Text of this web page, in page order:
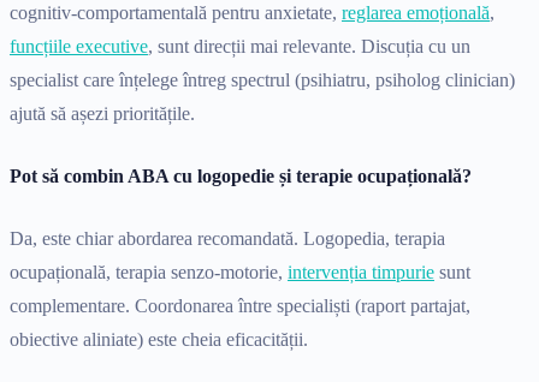
cognitiv-comportamentală pentru anxietate, reglarea emoțională,
funcțiile executive, sunt direcții mai relevante. Discuția cu un
specialist care înțelege întreg spectrul (psihiatru, psiholog clinician)
ajută să așezi prioritățile.
Pot să combin ABA cu logopedie și terapie ocupațională?
Da, este chiar abordarea recomandată. Logopedia, terapia
ocupațională, terapia senzo-motorie, intervenția timpurie sunt
complementare. Coordonarea între specialiști (raport partajat,
obiective aliniate) este cheia eficacității.